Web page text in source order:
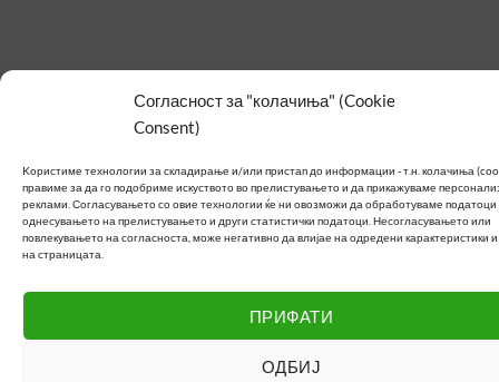
Согласност за "колачиња" (Cookie
Consent)
Kористиме технологии за складирање и/или пристап до информации - т.н. колачиња
правиме за да го подобриме искуството во прелистувањето и да прикажуваме
реклами.Согласувањето со овие технологии ќе ни овозможи да обработуваме податоци
однесувањето на прелистувањето и други статистички податоци.Несогласувањето или
повлекувањето на согласноста, може негативно да влијае на одредени карактеристики
на страницата.
ПРИФАТИ
ОДБИЈ